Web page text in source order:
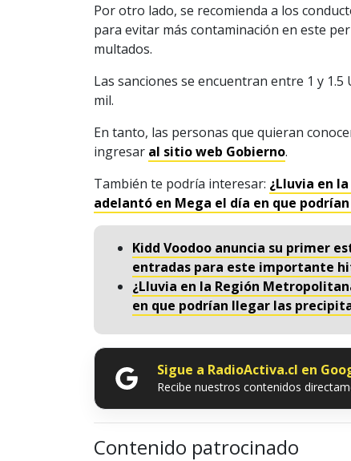
Por otro lado, se recomienda a los
para evitar más contaminación en este
multados.
Las sanciones se encuentran entre 1 y 1.5
mil.
En tanto, las personas que quieran
ingresar al sitio web Gobierno.
También te podría interesar: ¿Lluvia en
adelantó en Mega el día en que
Kidd Voodoo anuncia su primer
entradas para este importante
¿Lluvia en la Región
en que podrían llegar las
Sigue a RadioActiva.cl en
Recibe nuestros contenidos
Contenido patrocinado